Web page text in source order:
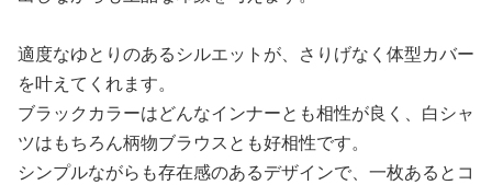
適度なゆとりのあるシルエットが、さりげなく体型カバー
を叶えてくれます。
ブラックカラーはどんなインナーとも相性が良く、白シャ
ツはもちろん柄物ブラウスとも好相性です。
シンプルながらも存在感のあるデザインで、一枚あるとコ